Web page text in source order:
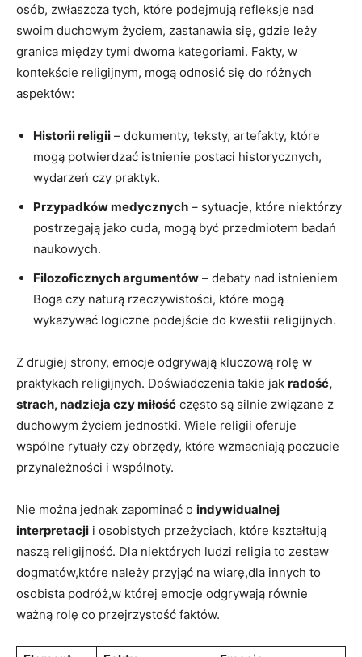
osób, zwłaszcza‌ tych, które podejmują refleksje nad
swoim⁤ duchowym życiem, zastanawia​ się, gdzie leży
granica między tymi dwoma kategoriami. Fakty, ‌w ​
kontekście religijnym, mogą⁢ odnosić się ⁤do różnych
aspektów:
Historii religii – dokumenty, teksty, artefakty, które
mogą ⁣potwierdzać istnienie postaci historycznych,⁤
wydarzeń ⁢czy praktyk.
Przypadków medycznych – sytuacje, które niektórzy
postrzegają jako cuda,‍ mogą‍ być przedmiotem badań
naukowych.
Filozoficznych argumentów – debaty nad‌ istnieniem
Boga czy naturą rzeczywistości, które mogą
wykazywać⁣ logiczne podejście do kwestii religijnych.
Z ​drugiej ⁣strony, emocje odgrywają⁣ kluczową rolę w
praktykach religijnych. Doświadczenia ⁣takie jak radość,
strach, nadzieja czy miłość często⁣ są silnie związane z
duchowym życiem jednostki. Wiele religii ‍oferuje
wspólne rytuały czy obrzędy,‍ które wzmacniają poczucie
przynależności i wspólnoty.
Nie można jednak zapominać o indywidualnej
interpretacji i osobistych przeżyciach, które kształtują‌
naszą religijność. Dla niektórych ludzi⁣ religia‍ to zestaw
dogmatów,które należy przyjąć⁣ na wiarę,dla innych to
osobista podróż,w ‌której⁣ emocje odgrywają równie
ważną ⁤rolę co przejrzystość faktów.